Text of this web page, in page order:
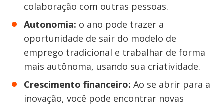
colaboração com outras pessoas.
Autonomia: o ano pode trazer a
oportunidade de sair do modelo de
emprego tradicional e trabalhar de forma
mais autônoma, usando sua criatividade.
Crescimento financeiro: Ao se abrir para a
inovação, você pode encontrar novas